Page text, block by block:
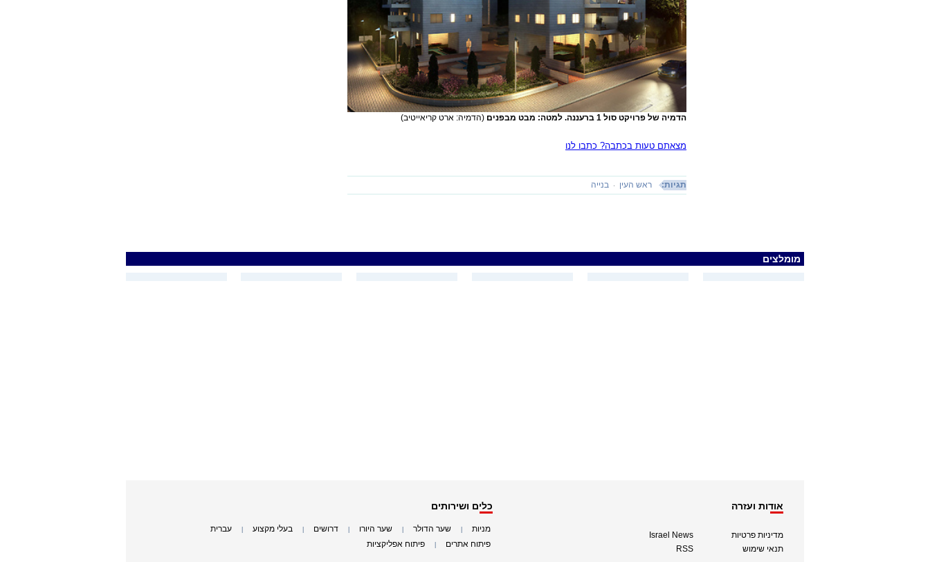
הדמיה של פרויקט סול 1 ברעננה. למטה: מבט מבפנים (הדמיה: ארט קריאייטיב)
מצאתם טעות בכתבה? כתבו לנו
תגיות: ראש העין בנייה
מומלצים
אודות ועזרה
מדיניות פרטיות
תנאי שימוש
Israel News
RSS
כלים ושירותים
מניות שער הדולר שער היורו דרושים בעלי מקצוע עברית
פיתוח אתרים פיתוח אפליקציות